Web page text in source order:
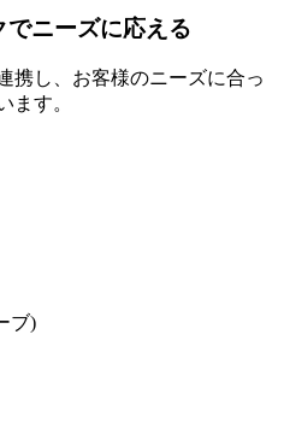
ニーズに応える
携し、お客様のニーズに合っ
ます。